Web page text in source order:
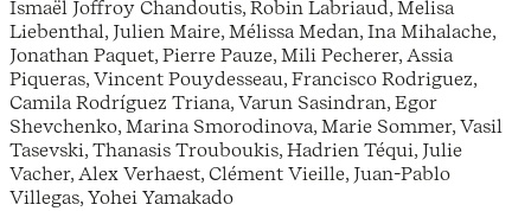
Ismaël Joffroy Chandoutis, Robin Labriaud, Melisa
Liebenthal, Julien Maire, Mélissa Medan, Ina Mihalache,
Jonathan Paquet, Pierre Pauze, Mili Pecherer, Assia
Piqueras, Vincent Pouydesseau, Francisco Rodriguez,
Camila Rodríguez Triana, Varun Sasindran, Egor
Shevchenko, Marina Smorodinova, Marie Sommer, Vasil
Tasevski, Thanasis Trouboukis, Hadrien Téqui, Julie
Vacher, Alex Verhaest, Clément Vieille, Juan-Pablo
Villegas, Yohei Yamakado